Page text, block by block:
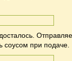
соусом при подаче.